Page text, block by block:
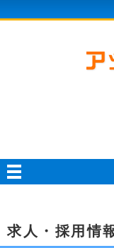
求人・採用情